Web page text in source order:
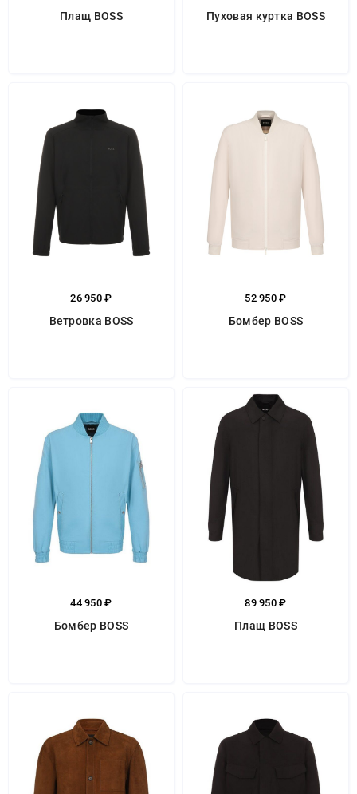
Плащ BOSS Пуховая куртка BOSS
26 950 ₽
Ветровка BOSS
52 950 ₽
Бомбер BOSS
44 950 ₽
Бомбер BOSS
89 950 ₽
Плащ BOSS